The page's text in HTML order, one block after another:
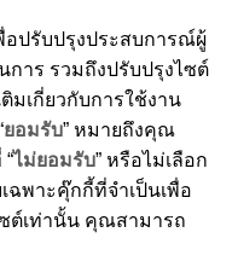
อปรับปรุงประสบการณ์ผู้
การ รวมถึงปรับปรุงไซต์
เกี่ยวกับการใช้งาน
ยอมรับ” หมายถึงคุณ
ไม่ยอมรับ” หรือไม่เลือก
ฉพาะคุ๊กกี้ที่จำเป็นเพื่อ
ต์เท่านั้น คุณสามารถ